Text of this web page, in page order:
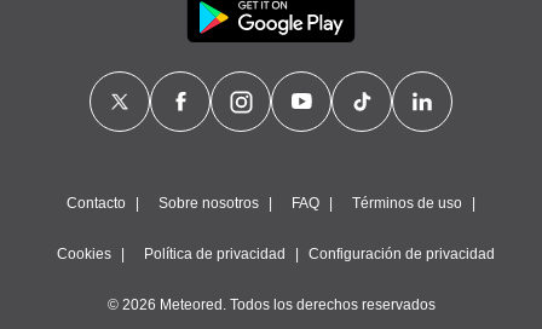
Contacto Sobre nosotros FAQ Términos de uso
Cookies Política de privacidad Configuración de privacidad
© 2026 Meteored. Todos los derechos reservados